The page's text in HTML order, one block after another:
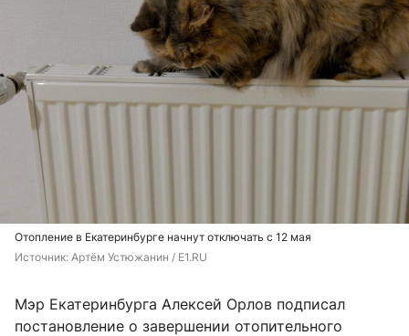
Отопление в Екатеринбурге начнут отключать с 12 мая
Источник: Артём Устюжанин / E1.RU
Мэр Екатеринбурга Алексей Орлов подписал
постановление о завершении отопительного